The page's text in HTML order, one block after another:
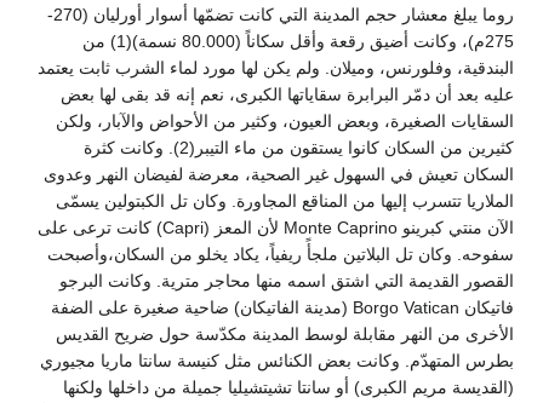
روما يبلغ معشار حجم المدينة التي كانت تضمّها أسوار أورليان (270-
275م)، وكانت أضيق رقعة وأقل سكاناً (80.000 نسمة)(1) من
البندقية، وفلورنس، وميلان. ولم يكن لها مورد لماء الشرب ثابت يعتمد
عليه بعد أن دمّر البرابرة سقاياتها الكبرى، نعم إنه قد بقى لها بعض
السقايات الصغيرة، وبعض العيون، وكثير من الأحواض والآبار، ولكن
كثيرين من السكان كانوا يستقون من ماء التيبر(2). وكانت كثرة
السكان تعيش في السهول غير الصحية، معرضة لفيضان النهر وعدوى
الملاريا تتسرب إليها من المناقع المجاورة. وكان تل الكبتولين يسمّى
الآن منتي كبرينو Monte Caprino لأن المعز (Capri) كانت ترعى على
سفوحه. وكان تل البلاتين ملجأً ريفياً، يكاد يخلو من السكان،وأصبحت
القصور القديمة التي اشتق اسمه منها محاجر مترية. وكانت البرجو
فاتيكان Borgo Vatican (مدينة الفاتيكان) ضاحية صغيرة على الضفة
الأخرى من النهر مقابلة لوسط المدينة مكدّسة حول ضريح القديس
بطرس المتهدّم. وكانت بعض الكنائس مثل كنيسة سانتا ماريا مجيوري
(القديسة مريم الكبرى) أو سانتا تشيتشيليا جميلة من داخلها ولكنها